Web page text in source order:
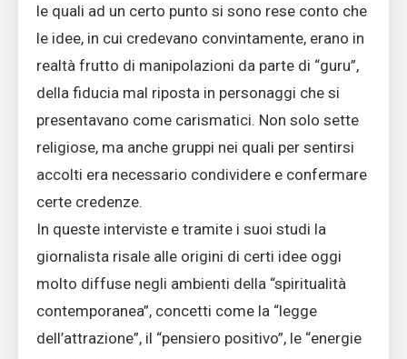
le quali ad un certo punto si sono rese conto che
le idee, in cui credevano convintamente, erano in
realtà frutto di manipolazioni da parte di “guru”,
della fiducia mal riposta in personaggi che si
presentavano come carismatici. Non solo sette
religiose, ma anche gruppi nei quali per sentirsi
accolti era necessario condividere e confermare
certe credenze.
In queste interviste e tramite i suoi studi la
giornalista risale alle origini di certi idee oggi
molto diffuse negli ambienti della “spiritualità
contemporanea”, concetti come la “legge
dell’attrazione”, il “pensiero positivo”, le “energie